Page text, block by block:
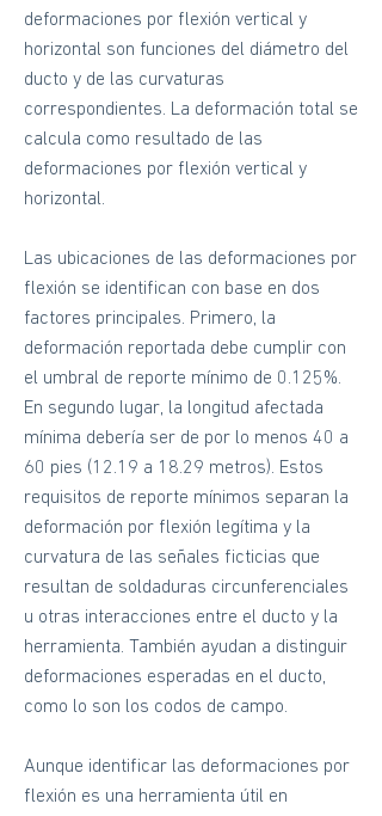
deformaciones por flexión vertical y
horizontal son funciones del diámetro del
ducto y de las curvaturas
correspondientes. La deformación total se
calcula como resultado de las
deformaciones por flexión vertical y
horizontal.
Las ubicaciones de las deformaciones por
flexión se identifican con base en dos
factores principales. Primero, la
deformación reportada debe cumplir con
el umbral de reporte mínimo de 0.125%.
En segundo lugar, la longitud afectada
mínima debería ser de por lo menos 40 a
60 pies (12.19 a 18.29 metros). Estos
requisitos de reporte mínimos separan la
deformación por flexión legítima y la
curvatura de las señales ficticias que
resultan de soldaduras circunferenciales
u otras interacciones entre el ducto y la
herramienta. También ayudan a distinguir
deformaciones esperadas en el ducto,
como lo son los codos de campo.
Aunque identificar las deformaciones por
flexión es una herramienta útil en